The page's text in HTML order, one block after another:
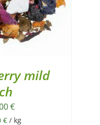
mild
€
€/ kg